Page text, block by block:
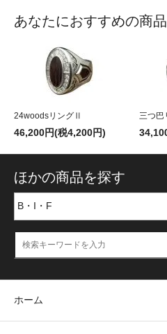
あなたにおすすめの商品
24woodsリングⅡ
46,200円(税4,200円)
三つ巴
ほかの商品を探す
ホーム